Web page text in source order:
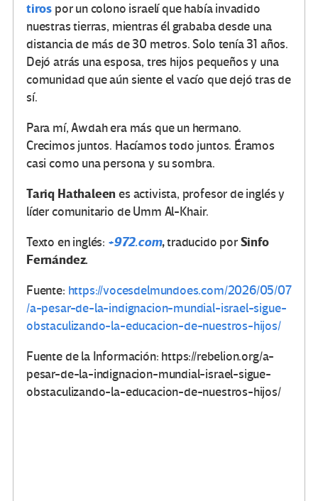
tiros por un colono israelí que había invadido
nuestras tierras, mientras él grababa desde una
distancia de más de 30 metros. Solo tenía 31 años.
Dejó atrás una esposa, tres hijos pequeños y una
comunidad que aún siente el vacío que dejó tras de
sí.
Para mí, Awdah era más que un hermano.
Crecimos juntos. Hacíamos todo juntos. Éramos
casi como una persona y su sombra.
Tariq Hathaleenes activista, profesor de inglés y
líder comunitario de Umm Al-Khair.
Texto en inglés: +972.com,traducido porSinfo
Fernández.
Fuente: https://vocesdelmundoes.com/2026/05/07
/a-pesar-de-la-indignacion-mundial-israel-sigue-
obstaculizando-la-educacion-de-nuestros-hijos/
Fuente de la Información: https://rebelion.org/a-
pesar-de-la-indignacion-mundial-israel-sigue-
obstaculizando-la-educacion-de-nuestros-hijos/